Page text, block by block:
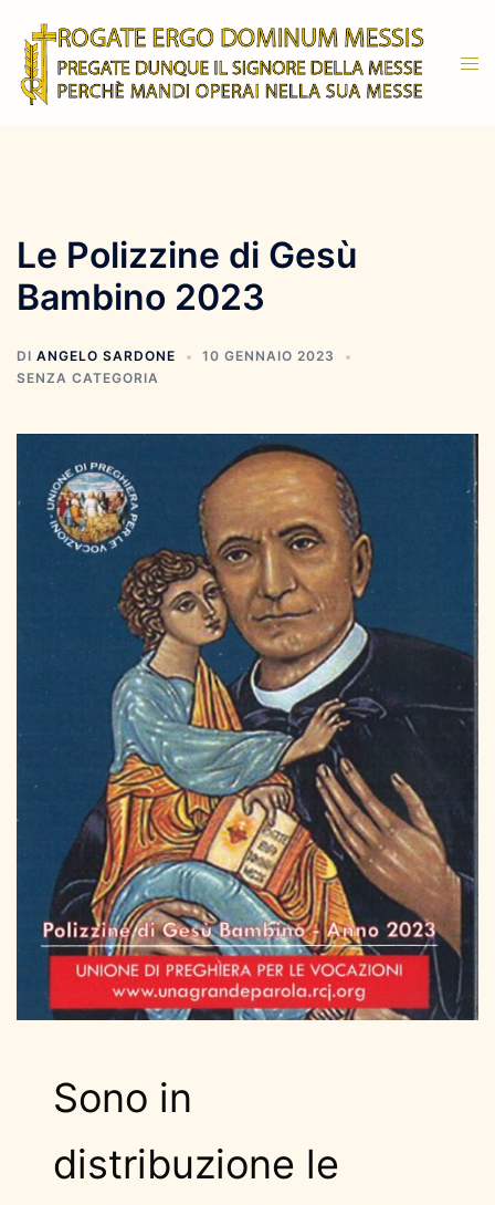
contenuto
Le Polizzine di Gesù
Bambino 2023
DI ANGELO SARDONE
10 GENNAIO 2023
SENZA CATEGORIA
Sono in
distribuzione le